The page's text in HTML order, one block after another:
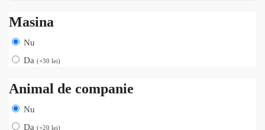
Masina
Nu
Da (+30 lei)
Animal de companie
Nu
Da (+20 lei)